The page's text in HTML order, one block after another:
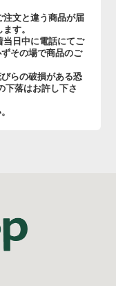
文と違う商品が届
す。
日中に電話にてご
その場で商品のご
らの破損がある恐
下落はお許し下さ